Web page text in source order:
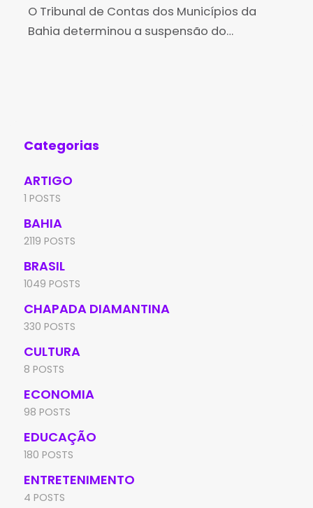
de vereadores
O Tribunal de Contas dos Municípios da
Bahia determinou a suspensão do
Categorias
ARTIGO
1 POSTS
BAHIA
2119 POSTS
BRASIL
1049 POSTS
CHAPADA DIAMANTINA
330 POSTS
CULTURA
8 POSTS
ECONOMIA
98 POSTS
EDUCAÇÃO
180 POSTS
ENTRETENIMENTO
4 POSTS